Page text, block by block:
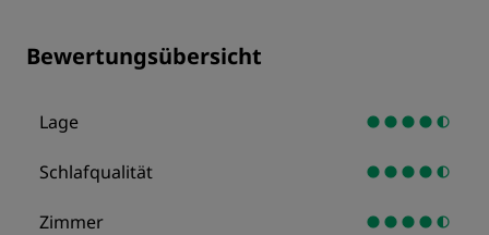
Bewertungsübersicht
Lage
Schlafqualität
Zimmer